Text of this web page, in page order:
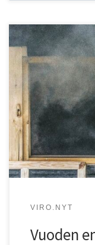
Vuoden
yhteiskuntaa ja
VIRO.NYT
Vuoden